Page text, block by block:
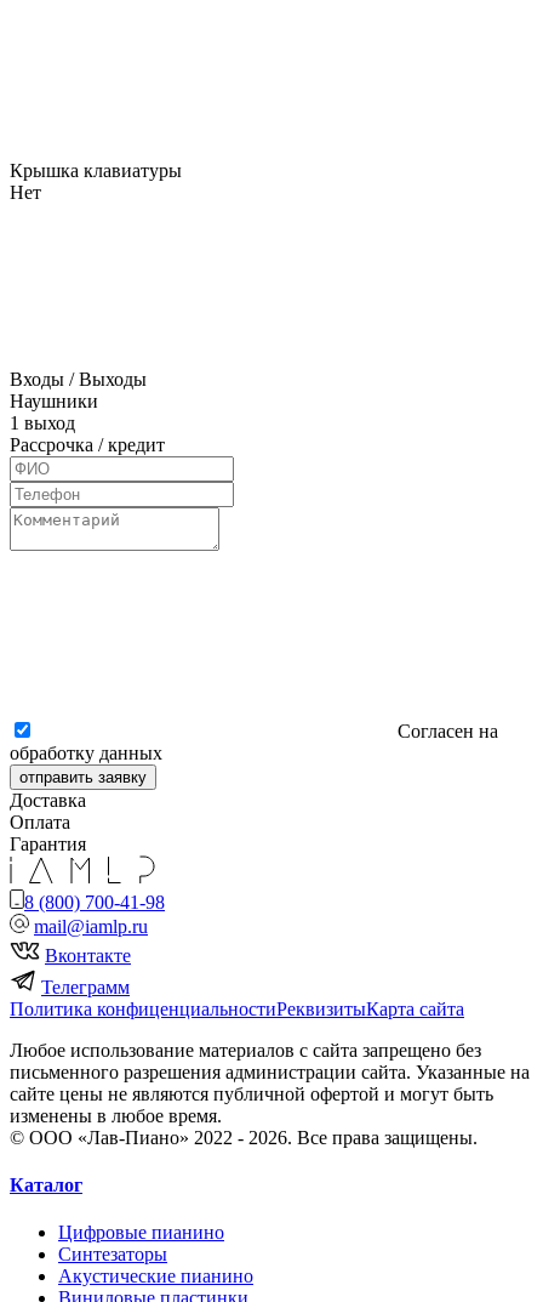
Крышка клавиатуры
Нет
Входы / Выходы
Наушники
1 выход
Рассрочка / кредит
Согласен на
обработку данных
отправить заявку
Доставка
Оплата
Гарантия
8 (800) 700-41-98
mail@iamlp.ru
Вконтакте
Телеграмм
Политика конфиценциальностиРеквизитыКарта сайта
Любое использование материалов с сайта запрещено без
письменного разрешения администрации сайта. Указанные на
сайте цены не являются публичной офертой и могут быть
изменены в любое время.
© ООО «Лав-Пиано» 2022 - 2026. Все права защищены.
Каталог
Цифровые пианино
Синтезаторы
Акустические пианино